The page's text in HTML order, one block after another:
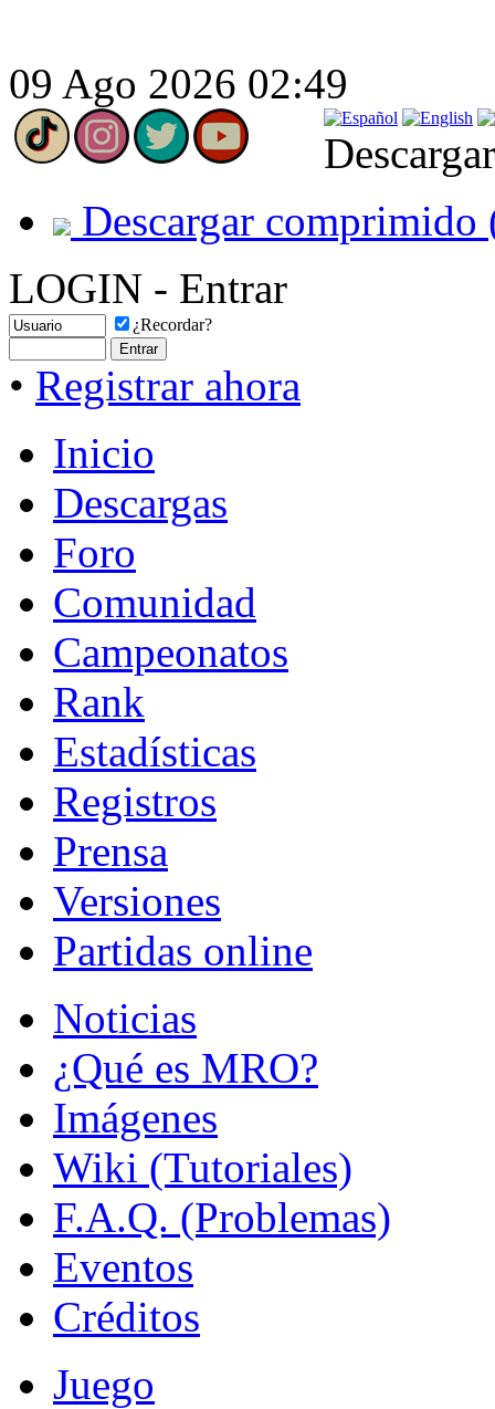
09 Ago 2026 02:49
Descargar comprimido
LOGIN - Entrar
¿Recordar?
• Registrar ahora
Inicio
Descargas
Foro
Comunidad
Campeonatos
Rank
Estadísticas
Registros
Prensa
Versiones
Partidas online
Noticias
¿Qué es MRO?
Imágenes
Wiki (Tutoriales)
F.A.Q. (Problemas)
Eventos
Créditos
Juego